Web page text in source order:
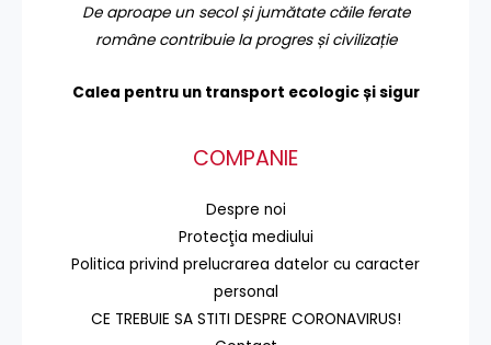
De aproape un secol și jumătate căile ferate
române contribuie la progres și civilizație
Calea pentru un transport ecologic și sigur
COMPANIE
Despre noi
Protecţia mediului
Politica privind prelucrarea datelor cu caracter
personal
CE TREBUIE SA STITI DESPRE CORONAVIRUS!